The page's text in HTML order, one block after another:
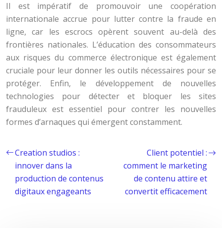
Il est impératif de promouvoir une coopération
internationale accrue pour lutter contre la fraude en
ligne, car les escrocs opèrent souvent au-delà des
frontières nationales. L’éducation des consommateurs
aux risques du commerce électronique est également
cruciale pour leur donner les outils nécessaires pour se
protéger. Enfin, le développement de nouvelles
technologies pour détecter et bloquer les sites
frauduleux est essentiel pour contrer les nouvelles
formes d’arnaques qui émergent constamment.
Creation studios :
innover dans la
production de contenus
digitaux engageants
Client potentiel :
comment le marketing
de contenu attire et
convertit efficacement